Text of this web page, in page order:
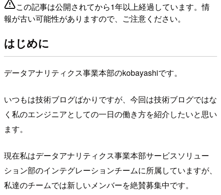
この記事は公開されてから1年以上経過しています。情
報が古い可能性がありますので、ご注意ください。
はじめに
データアナリティクス事業本部のkobayashiです。
いつもは技術ブログばかりですが、今回は技術ブログではな
く私のエンジニアとしての一日の働き方を紹介したいと思い
ます。
現在私はデータアナリティクス事業本部サービスソリュー
ション部のインテグレーションチームに所属していますが、
私達のチームでは新しいメンバーを絶賛募集中です。